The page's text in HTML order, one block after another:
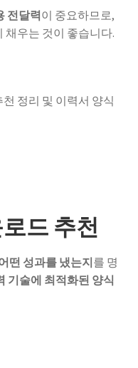
전달력이 중요하므로,
채우는 것이 좋습니다.
드 추천
떤 성과를 냈는지를 명
기술에 최적화된 양식